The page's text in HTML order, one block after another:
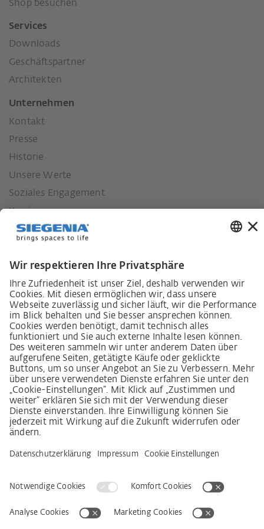
Shop besuchen
Services
Downloads
Geschäftspartner
Architekten
Unternehmen
Kontakt
Presse
Historie
Unsere Werte
Soziales Engagement
Karriere
Lieferkettensorgfaltspflichtengesetz
Lieferantenkodex
LkSG-Merkblatt für Lieferanten
Grundsatzerklärung Menschenrechtsstrategie
Beschwerdeverfahren
Impressum
Erklärung zur Barrierefreiheit